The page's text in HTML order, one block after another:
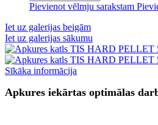
Pievienot vēlmju sarakstam
Iet uz galerijas beigām
Iet uz galerijas sākumu
Sīkāka informācija
Apkures iekārtas optimālas